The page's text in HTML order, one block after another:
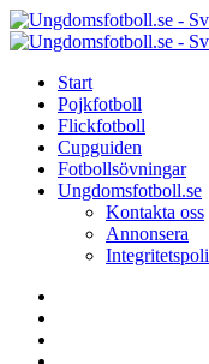
Menu
Search
Menu
Start
Pojkfotboll
Flickfotboll
Cupguiden
Fotbollsövningar
Ungdomsfotboll.se
Kontakta oss
Annonsera